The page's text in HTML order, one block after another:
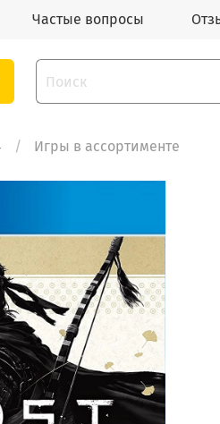
Частые вопросы
Игры в ассортименте